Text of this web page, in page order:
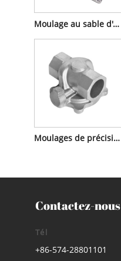
Moulage au sable d'aluminium
Moulages de précision en acier inoxydable
Contactez-nous
Tél
+86-574-28801101